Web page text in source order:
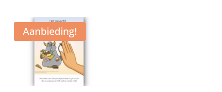
Aanbieding!